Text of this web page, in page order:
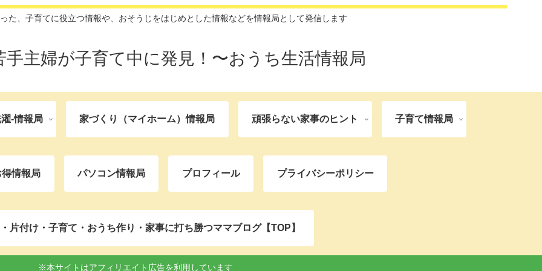
た、子育てに役立つ情報や、おそうじをはじめとした情報などを情報局として発信します
手主婦が子育て中に発見！〜おうち生活情報局
-情報局 家づくり（マイホーム）情報局 頑張らない家事のヒント 子育て情報局
得情報局 パソコン情報局 プロフィール プライバシーポリシー
片付け・子育て・おうち作り・家事に打ち勝つママブログ【TOP】
※本サイトはアフィリエイト広告を利用しています